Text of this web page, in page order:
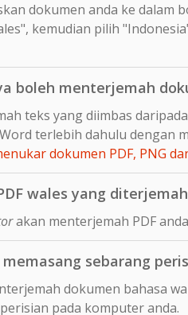
dokumen anda ke dalam
kemudian pilih
boleh menterjemah
teks yang diimbas
terlebih dahulu dengan
dokumen PDF, PNG
wales yang
akan menterjemah PDF
sebarang
dokumen bahasa
pada komputer anda.